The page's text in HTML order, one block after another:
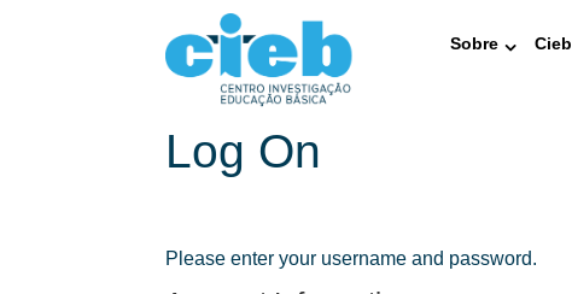
Sobre Cieb
Log On
Please enter your username and password.